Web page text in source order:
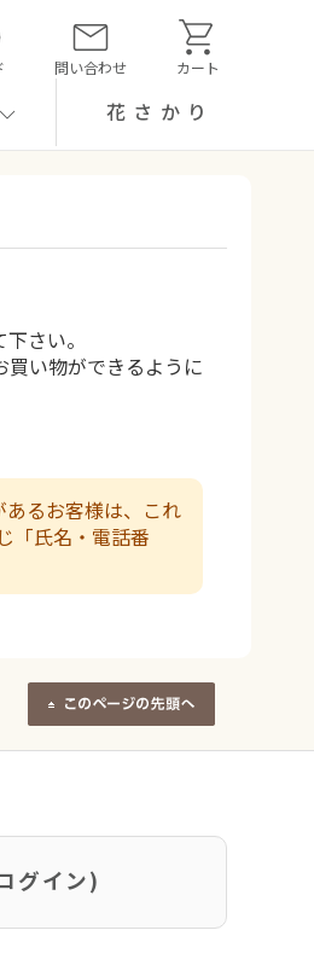
問い合わせ カート
花さかり
さい。
買い物ができるように
あるお客様は、これ
「氏名・電話番
グイン)